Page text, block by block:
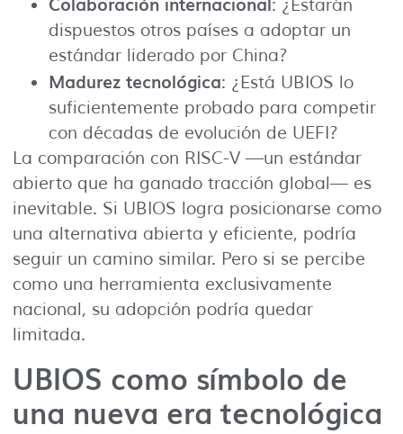
: ¿Estarán
dispuestos otros países a adoptar un
estándar liderado por China?
Madurez tecnológica: ¿Está UBIOS lo
suficientemente probado para competir
con décadas de evolución de UEFI?
La comparación con RISC-V —un estándar
abierto que ha ganado tracción global— es
inevitable. Si UBIOS logra posicionarse como
una alternativa abierta y eficiente, podría
seguir un camino similar. Pero si se percibe
como una herramienta exclusivamente
nacional, su adopción podría quedar
limitada.
UBIOS como símbolo de
una nueva era tecnológica